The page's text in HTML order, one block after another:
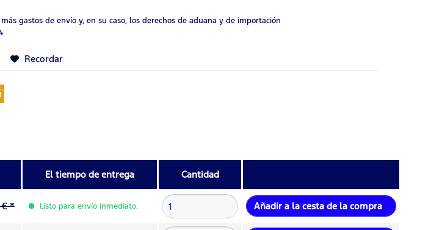
más gastos de envío y, en su caso, los derechos de aduana y de importación
Recordar
El tiempo de entrega Cantidad
€ * Listo para envío inmediato. Añadir a la cesta de la compra